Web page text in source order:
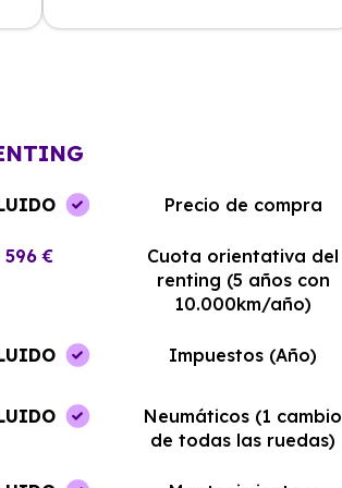
Precio de compra
596 €
Cuota orientativa del
renting (5 años con
10.000km/año)
Impuestos (Año)
Neumáticos (1 cambio
de todas las ruedas)